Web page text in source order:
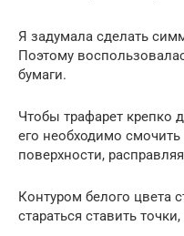
Я задумала сделать
Поэтому
бумаги.
Чтобы трафарет крепко
его необходимо
поверхности,
Контуром белого цвета
стараться ставить